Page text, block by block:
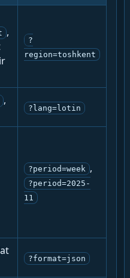
,
?
region=toshkent
,
?lang=lotin
?period=week ,
?period=2025-
11
?format=json